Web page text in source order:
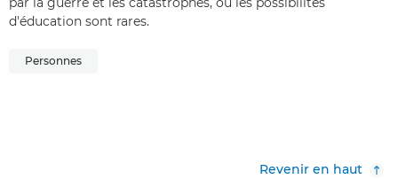
d'éducation sont rares.
Personnes
Revenir en haut